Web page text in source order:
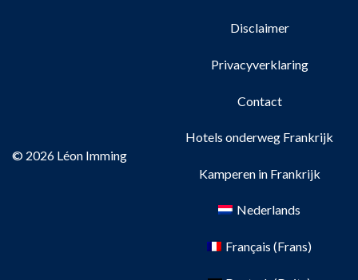
© 2026 Léon Imming
Disclaimer
Privacyverklaring
Contact
Hotels onderweg Frankrijk
Kamperen in Frankrijk
Nederlands
Français (Frans)